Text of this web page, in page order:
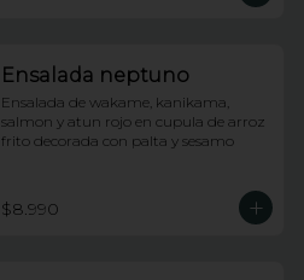
Ensalada neptuno
Ensalada de wakame, kanikama,
salmon y atun rojo en cupula de arroz
frito decorada con palta y sesamo
$8.990